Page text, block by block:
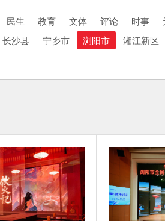
民生 教育 文体 评论 时事
长沙县 宁乡市 浏阳市 湘江新区